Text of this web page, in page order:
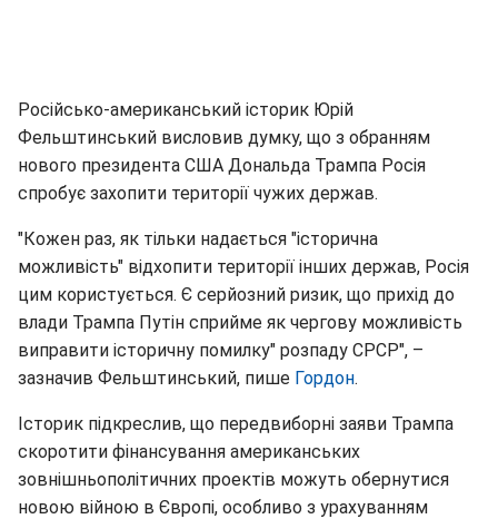
Російсько-американський історик Юрій
Фельштинський висловив думку, що з обранням
нового президента США Дональда Трампа Росія
спробує захопити території чужих держав.
"Кожен раз, як тільки надається "історична
можливість" відхопити території інших держав, Росія
цим користується. Є серйозний ризик, що прихід до
влади Трампа Путін сприйме як чергову можливість
виправити історичну помилку" розпаду СРСР", –
зазначив Фельштинський, пише Гордон.
Історик підкреслив, що передвиборні заяви Трампа
скоротити фінансування американських
зовнішньополітичних проектів можуть обернутися
новою війною в Європі, особливо з урахуванням